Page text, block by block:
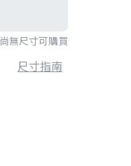
尚無尺寸可購買
尺寸指南